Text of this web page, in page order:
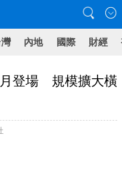
內地 國際 財經
登場 規模擴大橫